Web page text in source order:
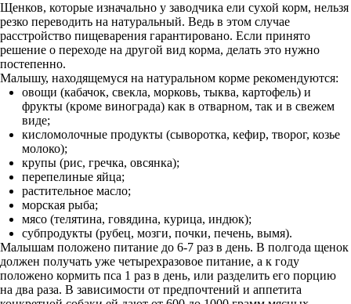
Щенков, которые изначально у заводчика ели сухой корм, нельзя
резко переводить на натуральный. Ведь в этом случае
расстройство пищеварения гарантировано. Если принято
решение о переходе на другой вид корма, делать это нужно
постепенно.
Малышу, находящемуся на натуральном корме рекомендуются:
овощи (кабачок, свекла, морковь, тыква, картофель) и
фрукты (кроме винограда) как в отварном, так и в свежем
виде;
кисломолочные продукты (сыворотка, кефир, творог, козье
молоко);
крупы (рис, гречка, овсянка);
перепелиные яйца;
растительное масло;
морская рыба;
мясо (телятина, говядина, курица, индюк);
субпродукты (рубец, мозги, почки, печень, вымя).
Малышам положено питание до 6-7 раз в день. В полгода щенок
должен получать уже четырехразовое питание, а к году
положено кормить пса 1 раз в день, или разделить его порцию
на два раза. В зависимости от предпочтений и аппетита